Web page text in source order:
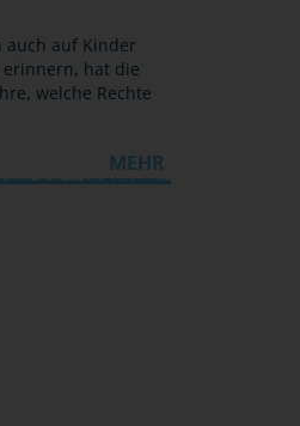
auch auf Kinder
erinnern, hat die
welche Rechte
MEHR